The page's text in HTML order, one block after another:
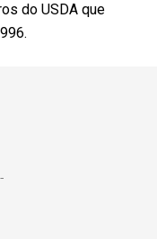
do USDA que